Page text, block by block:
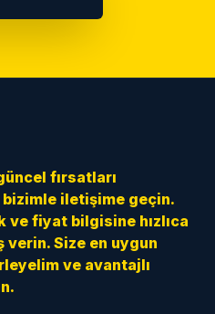
fırsatları
bizimle iletişime geçin.
ve fiyat bilgisine hızlıca
Size en uygun
ve avantajlı